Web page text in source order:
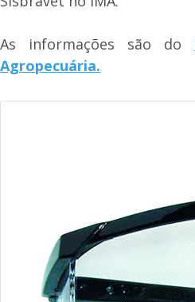
As informações são do
Agropecuária.